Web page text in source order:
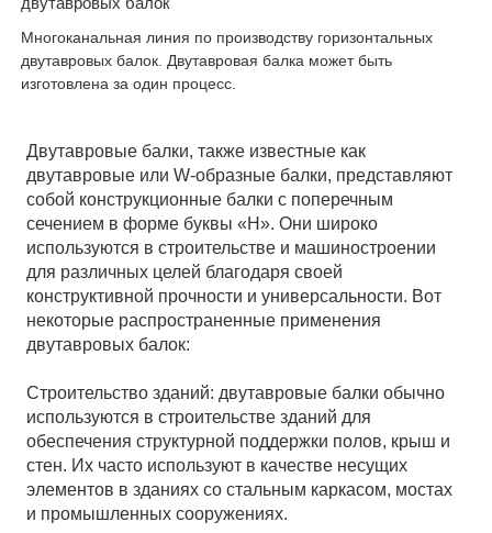
Многоканальная линия по производству горизонтальных
двутавровых балок. Двутавровая балка может быть
изготовлена за один процесс.
Двутавровые балки, также известные как
двутавровые или W-образные балки, представляют
собой конструкционные балки с поперечным
сечением в форме буквы «Н». Они широко
используются в строительстве и машиностроении
для различных целей благодаря своей
конструктивной прочности и универсальности. Вот
некоторые распространенные применения
двутавровых балок:
Строительство зданий: двутавровые балки обычно
используются в строительстве зданий для
обеспечения структурной поддержки полов, крыш и
стен. Их часто используют в качестве несущих
элементов в зданиях со стальным каркасом, мостах
и промышленных сооружениях.